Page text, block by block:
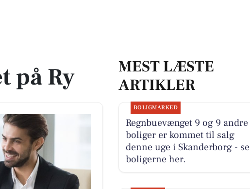
på Ry
MEST LÆSTE
ARTIKLER
BOLIGMARKED
Regnbuevænget 9 og 9 andre
boliger er kommet til salg
denne uge i Skanderborg - se
boligerne her.